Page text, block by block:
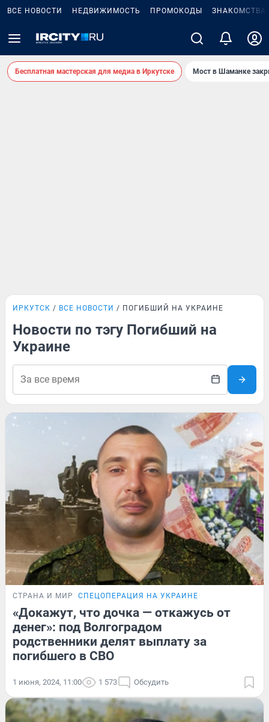
ВСЕ НОВОСТИ НЕДВИЖИМОСТЬ ПРОМОКОДЫ ЗНАКОМСТВА
Бесплатная мастерская для медиа в Иркутске Мост в Шаманке
ИРКУТСК ВСЕ НОВОСТИ ПОГИБШИЙ НА УКРАИНЕ
Новости по тэгу Погибший на
Украине
СТРАНА И МИР СПЕЦОПЕРАЦИЯ НА УКРАИНЕ
«Докажут, что дочка — откажусь от
денег»: под Волгоградом
родственники делят выплату за
погибшего в СВО
1 июня, 2024, 11:00 1 573 Обсудить